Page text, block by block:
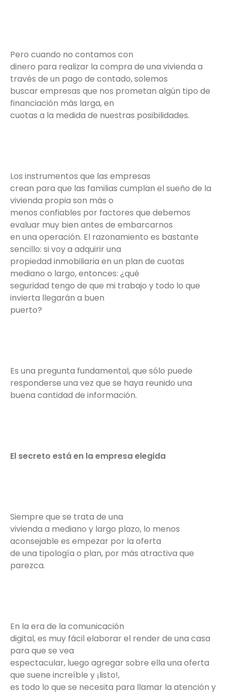
Pero cuando no contamos con
dinero para realizar la compra de una vivienda a
través de un pago de contado, solemos
buscar empresas que nos prometan algún tipo de
financiación más larga, en
cuotas a la medida de nuestras posibilidades.
Los instrumentos que las empresas
crean para que las familias cumplan el sueño de la
vivienda propia son más o
menos confiables por factores que debemos
evaluar muy bien antes de embarcarnos
en una operación. El razonamiento es bastante
sencillo: si voy a adquirir una
propiedad inmobiliaria en un plan de cuotas
mediano o largo, entonces: ¿qué
seguridad tengo de que mi trabajo y todo lo que
invierta llegarán a buen
puerto?
Es una pregunta fundamental, que sólo puede
responderse una vez que se haya reunido una
buena cantidad de información.
El secreto está en la empresa elegida
Siempre que se trata de una
vivienda a mediano y largo plazo, lo menos
aconsejable es empezar por la oferta
de una tipología o plan, por más atractiva que
parezca.
En la era de la comunicación
digital, es muy fácil elaborar el render de una casa
para que se vea
espectacular, luego agregar sobre ella una oferta
que suene increíble y ¡listo!,
es todo lo que se necesita para llamar la atención y